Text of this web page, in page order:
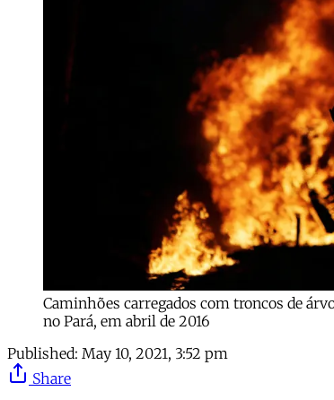
Caminhões carregados com troncos de
no Pará, em abril de 2016
Published: May 10, 2021, 3:52 pm
Share